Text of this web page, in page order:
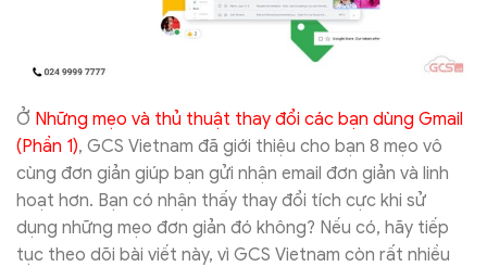
Ở Những mẹo và thủ thuật thay đổi các bạn dùng Gmail
(Phần 1), GCS Vietnam đã giới thiệu cho bạn 8 mẹo vô
cùng đơn giản giúp bạn gửi nhận email đơn giản và linh
hoạt hơn. Bạn có nhận thấy thay đổi tích cực khi sử
dụng những mẹo đơn giản đó không? Nếu có, hãy tiếp
tục theo dõi bài viết này, vì GCS Vietnam còn rất nhiều